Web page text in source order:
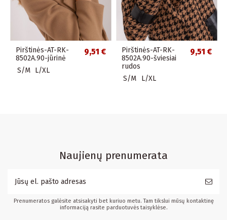
Pirštinės-AT-RK-
8502A.90-jūrinė
9,51 €
S/M L/XL
Pirštinės-AT-RK-
8502A.90-šviesiai
rudos
9,51 €
S/M L/XL
Naujienų prenumerata
Prenumeratos galėsite atsisakyti bet kuriuo metu. Tam tikslui mūsų kontaktinę
informaciją rasite parduotuvės taisyklėse.